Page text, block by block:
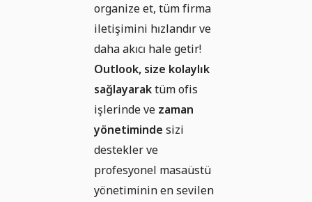
organize et, tüm firma
iletişimini hızlandır ve
daha akıcı hale getir!
Outlook, size kolaylık
sağlayaraktüm ofis
işlerinde ve zaman
yönetiminde sizi
destekler ve
profesyonel masaüstü
yönetiminin en sevilen